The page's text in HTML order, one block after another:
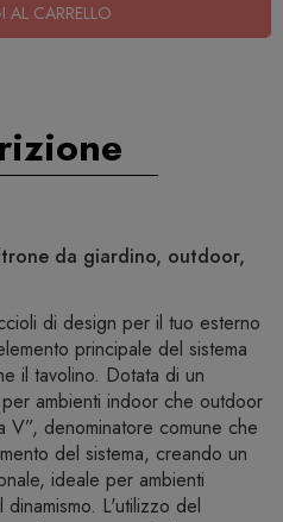
CARRELLO
da giardino, outdoor,
di design per il tuo esterno
principale del sistema
il tavolino. Dotata di un
ambienti indoor che outdoor
denominatore comune che
del sistema, creando un
ideale per ambienti
L'utilizzo del